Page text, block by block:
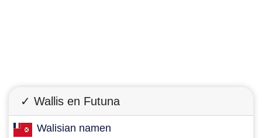
✓ Wallis en Futuna
Walisian namen